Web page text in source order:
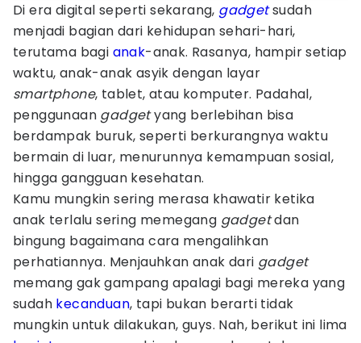
Di era digital seperti sekarang, gadgetsudah
menjadi bagian dari kehidupan sehari-hari,
terutama bagi anak-anak. Rasanya, hampir setiap
waktu, anak-anak asyik dengan layar
smartphone, tablet, atau komputer. Padahal,
penggunaan gadgetyang berlebihan bisa
berdampak buruk, seperti berkurangnya waktu
bermain di luar, menurunnya kemampuan sosial,
hingga gangguan kesehatan.
Kamu mungkin sering merasa khawatir ketika
anak terlalu sering memegang gadgetdan
bingung bagaimana cara mengalihkan
perhatiannya. Menjauhkan anak dari gadget
memang gak gampang apalagi bagi mereka yang
sudah kecanduan, tapi bukan berarti tidak
mungkin untuk dilakukan, guys. Nah, berikut ini lima